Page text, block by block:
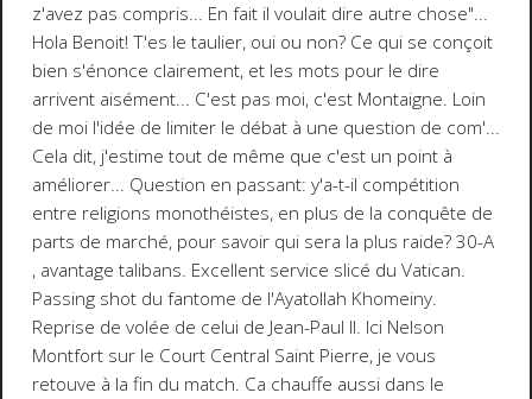
z'avez pas compris... En fait il voulait dire autre chose"...
Hola Benoit! T'es le taulier, oui ou non? Ce qui se conçoit
bien s'énonce clairement, et les mots pour le dire
arrivent aisément... C'est pas moi, c'est Montaigne. Loin
de moi l'idée de limiter le débat à une question de com'...
Cela dit, j'estime tout de même que c'est un point à
améliorer... Question en passant: y'a-t-il compétition
entre religions monothéistes, en plus de la conquête de
parts de marché, pour savoir qui sera la plus raide?30-A
, avantage talibans. Excellent service slicé du Vatican.
Passing shot du fantome de l'Ayatollah Khomeiny.
Reprise de volée de celui de Jean-Paul II. Ici Nelson
Montfort sur le Court Central Saint Pierre, je vous
retouve à la fin du match. Ca chauffe aussi dans le